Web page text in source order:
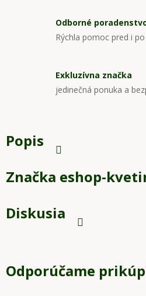
Odborné
Rýchla pomoc pred i
Exkluzívna značka
jedinečná ponuka a
Popis
Značka eshop-
Diskusia
Odporúčame